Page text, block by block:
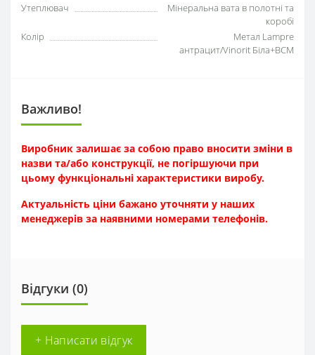
Утеплювач
Мінеральна вата в полотні та
коробі
Колір
Метал Lampre
антрацит/Vinorit Біла+ВСМ
Важливо!
Виробник залишає за собою право вносити зміни в
назви та/або конструкції, не погіршуючи при
цьому функціональні характеристики виробу.
Актуальність ціни бажано уточняти у наших
менеджерів за наявними номерами телефонів.
Відгуки (0)
+ Написати відгук